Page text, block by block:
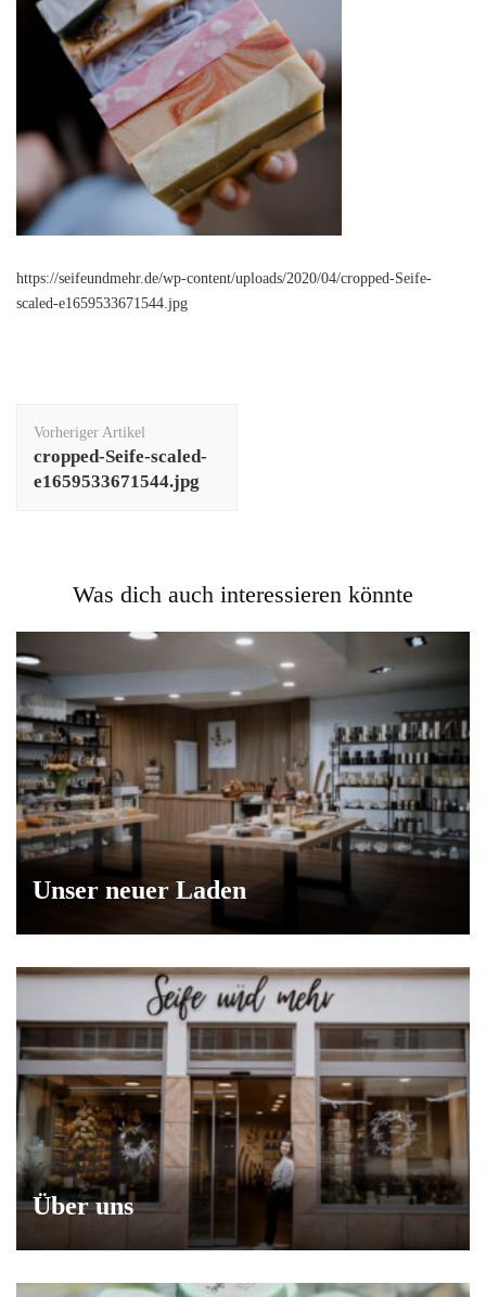
https://seifeundmehr.de/wp-content/uploads/2020/04/cropped-Seife-
scaled-e1659533671544.jpg
Vorheriger Artikel
cropped-Seife-scaled-
e1659533671544.jpg
Was dich auch interessieren könnte
Unser neuer Laden
Über uns